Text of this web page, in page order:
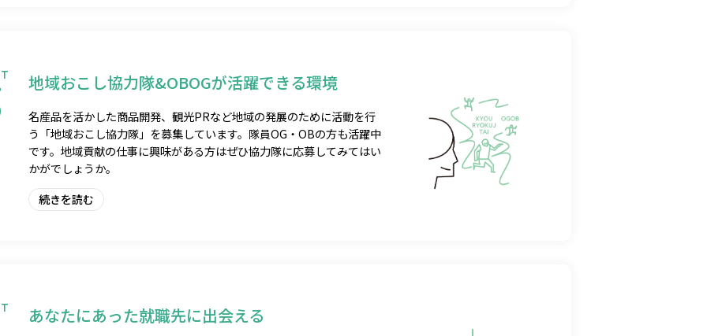
地域おこし協力隊&OBOGが活躍できる環境
名産品を活かした商品開発、観光PRなど地域の発展のために活動を行
う「地域おこし協力隊」を募集しています。隊員OG・OBの方も活躍中
です。地域貢献の仕事に興味がある方はぜひ協力隊に応募してみてはい
かがでしょうか。
続きを読む
あなたにあった就職先に出会える